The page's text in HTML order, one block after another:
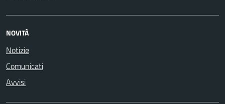
NOVITÀ
Notizie
Comunicati
Avvisi